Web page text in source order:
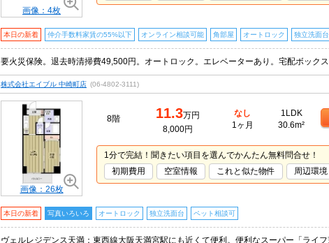
画像：4枚
本日の新着 仲介手数料家賃の55%以下 オンライン相談可能 角部屋 オートロック 独立洗面台
株式会社エイブル 中崎町店 (06-4802-3111)
画像：26枚
8階 11.3万円
8,000円
なし
1ヶ月
1LDK
30.6m²
1分で完結！聞きたい項目を選んでかんたん無料問合せ！
初期費用
空室情報 これと似た物件 周辺環境
本日の新着 写真いろいろ オートロック 独立洗面台 ペット相談可